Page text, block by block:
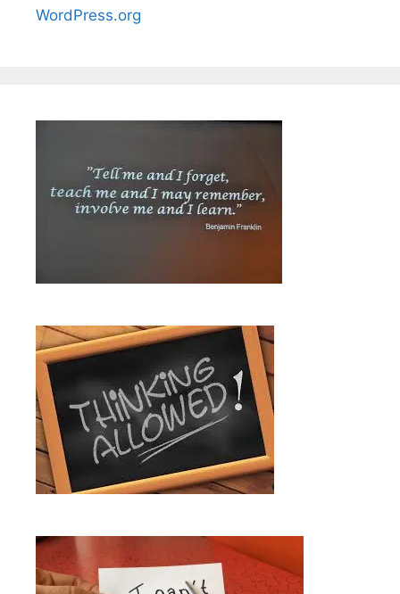
WordPress.org